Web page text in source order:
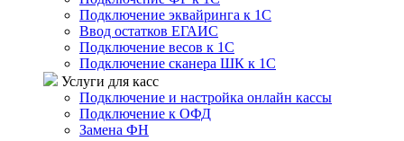
Подключение эквайринга к 1С
Ввод остатков ЕГАИС
Подключение весов к 1С
Подключение сканера ШК к 1С
Услуги для касс
Подключение и настройка онлайн кассы
Подключение к ОФД
Замена ФН